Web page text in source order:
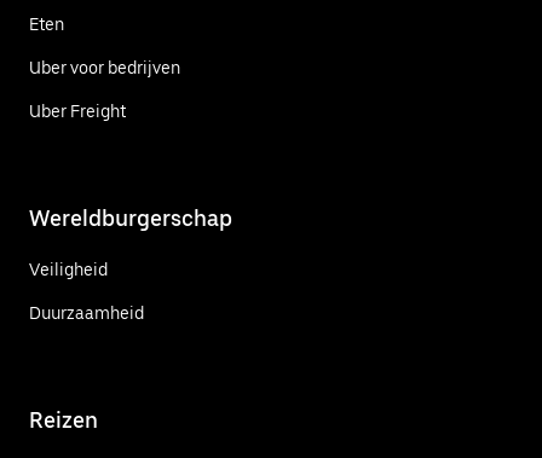
Eten
Uber voor bedrijven
Uber Freight
Wereldburgerschap
Veiligheid
Duurzaamheid
Reizen